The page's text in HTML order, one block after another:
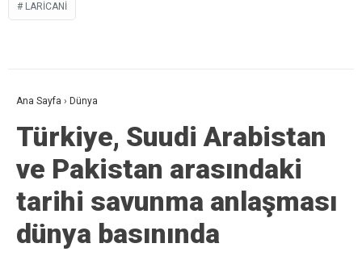
LARICANI
Ana Sayfa › Dünya
Türkiye, Suudi Arabistan
ve Pakistan arasındaki
tarihi savunma anlaşması
dünya basınında